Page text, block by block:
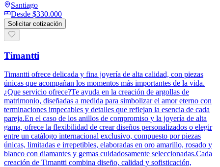
Santiago
Desde $330.000
Solicitar cotización
Timantti
Timantti ofrece delicada y fina joyería de alta calidad, con piezas
únicas que acompañan los momentos más importantes de la vida.
¿Que servicio ofrece?Te ayuda en la creación de argollas de
matrimonio, diseñadas a medida para simbolizar el amor eterno con
terminaciones impecables y detalles que reflejan la esencia de cada
pareja.En el caso de los anillos de compromiso y la joyería de alta
gama, ofrece la flexibilidad de crear diseños personalizados o elegir
entre un catálogo internacional exclusivo, compuesto por piezas
únicas, limitadas e irrepetibles, elaboradas en oro amarillo, rosado y
blanco con diamantes y gemas cuidadosamente seleccionadas.Cada
creación de Timantti combina diseño, calidad y sofisticación,